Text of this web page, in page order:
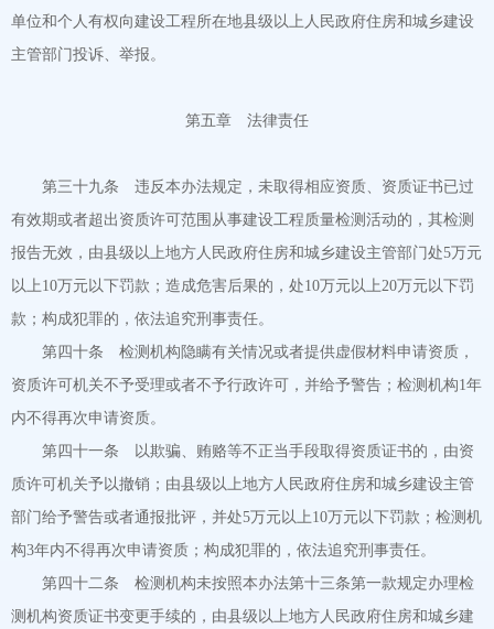
单位和个人有权向建设工程所在地县级以上人民政府住房和城乡建设
主管部门投诉、举报。
第五章 法律责任
第三十九条 违反本办法规定，未取得相应资质、资质证书已过
有效期或者超出资质许可范围从事建设工程质量检测活动的，其检测
报告无效，由县级以上地方人民政府住房和城乡建设主管部门处5万元
以上10万元以下罚款；造成危害后果的，处10万元以上20万元以下罚
款；构成犯罪的，依法追究刑事责任。
第四十条 检测机构隐瞒有关情况或者提供虚假材料申请资质，
资质许可机关不予受理或者不予行政许可，并给予警告；检测机构1年
内不得再次申请资质。
第四十一条 以欺骗、贿赂等不正当手段取得资质证书的，由资
质许可机关予以撤销；由县级以上地方人民政府住房和城乡建设主管
部门给予警告或者通报批评，并处5万元以上10万元以下罚款；检测机
构3年内不得再次申请资质；构成犯罪的，依法追究刑事责任。
第四十二条 检测机构未按照本办法第十三条第一款规定办理检
测机构资质证书变更手续的，由县级以上地方人民政府住房和城乡建